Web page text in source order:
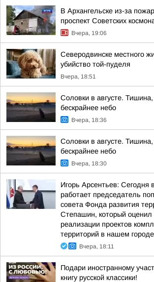
В Архангельске из-за
проспект Советских
Вчера, 19:06
Северодвинске местного
убийство той-пуделя
Вчера, 18:51
Соловки в августе.
бескрайнее небо
Вчера, 18:36
Соловки в августе.
бескрайнее небо
Вчера, 18:30
Игорь Арсентьев: Сегодня
работает председатель
совета Фонда развития
Степашин, который
реализации проектов
территорий в нашем городе
Вчера, 18:11
Подари иностранному
книгу русской классики!